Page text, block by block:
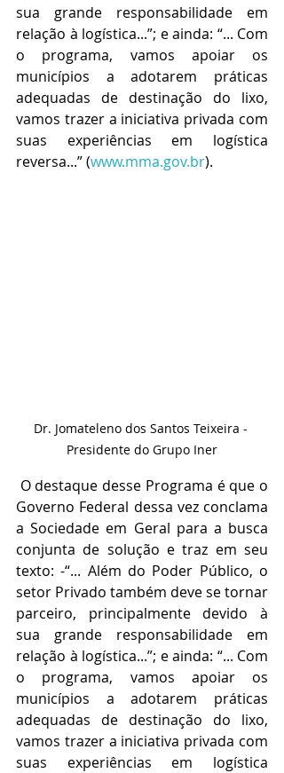
sua grande responsabilidade em
relação à logística...”; e ainda: “... Com
o programa, vamos apoiar os
municípios a adotarem práticas
adequadas de destinação do lixo,
vamos trazer a iniciativa privada com
suas experiências em logística
reversa...” (www.mma.gov.br).
Dr. Jomateleno dos Santos Teixeira -
Presidente do Grupo Iner
Governo Federal dessa vez conclama
a Sociedade em Geral para a busca
conjunta de solução e traz em seu
texto: -“... Além do Poder Público, o
setor Privado também deve se tornar
parceiro, principalmente devido à
sua grande responsabilidade em
relação à logística...”; e ainda: “... Com
o programa, vamos apoiar os
municípios a adotarem práticas
adequadas de destinação do lixo,
vamos trazer a iniciativa privada com
suas experiências em logística